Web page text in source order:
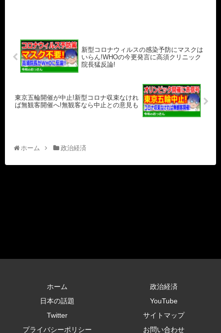
新型コロナウィルスの感染予防にマスクは
いらん!WHOの今更発言に高須クリニック
院長猛反論!
東京五輪開催が中止!新型コロナ収束なけれ
ば無観客開催へ!無観客なら中止との意見も
ホーム 政治経済
ホーム
政治経済
日本の話題
YouTube
Twitter
サイトマップ
プライバシーポリシー
お問い合わせ